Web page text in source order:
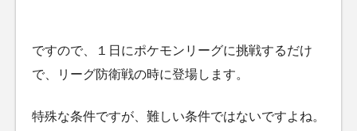
ですので、１日にポケモンリーグに挑戦するだけ
で、リーグ防衛戦の時に登場します。
特殊な条件ですが、難しい条件ではないですよね。